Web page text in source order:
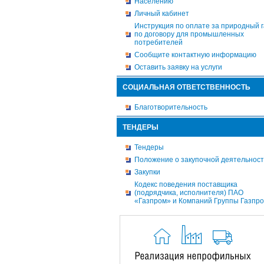
Личный кабинет
Инструкция по оплате за природный
по договору для промышленных
потребителей
Сообщите контактную информацию
Оставить заявку на услуги
СОЦИАЛЬНАЯ ОТВЕТСТВЕННОСТЬ
Благотворительность
ТЕНДЕРЫ
Тендеры
Положение о закупочной
Закупки
Кодекс поведения поставщика
(подрядчика, исполнителя) ПАО
«Газпром» и Компаний Группы